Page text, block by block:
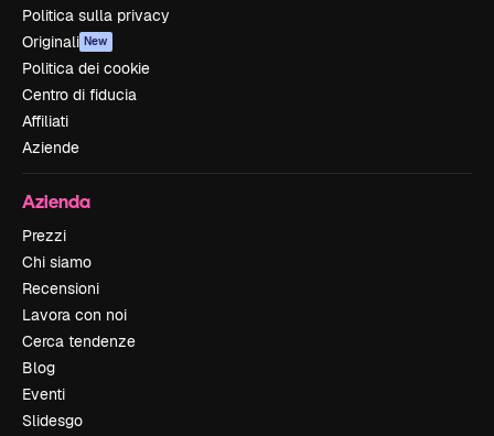
Politica sulla privacy
Originali New
Politica dei cookie
Centro di fiducia
Affiliati
Aziende
Azienda
Prezzi
Chi siamo
Recensioni
Lavora con noi
Cerca tendenze
Blog
Eventi
Slidesgo